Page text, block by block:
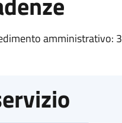
amministrativo: